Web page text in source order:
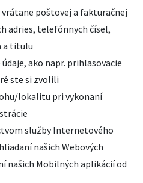
vrátane poštovej a fakturačnej
adries, telefónnych čísel,
a titulu
ako napr. prihlasovacie
ste si zvolili
lokalitu pri vykonaní
služby Internetového
našich Webových
našich Mobilných aplikácií od